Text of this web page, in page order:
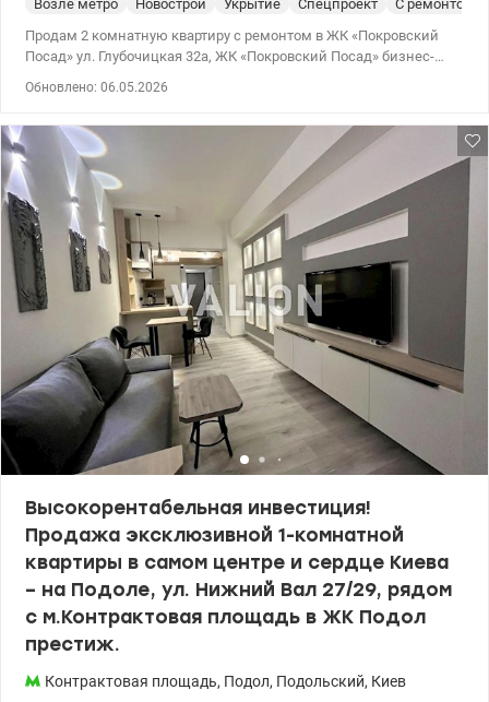
Возле метро Новострой Укрытие Спецпроект
С ремонтом
Продам 2 комнатную квартиру с ремонтом в ЖК «Покровский
Посад» ул. Глубочицкая 32а, ЖК «Покровский Посад» бизнес-
использованием исключительно экологичных и премиальных
материалов:. Встраиваемая кухня, бытовая техника Siemens . На
полу – массив дуба, ясеня и экзотического мербау. Двери,
плинтусы и декоративные арки изготовлены по
индивидуальному заказу из натурального дуба. ​ Сантехника от
топовых брендов Simas и Vebert. ЖК «Покровский Посад» — это
закрытый комплекс, вход по карточкам, профессиональная
охрана и видеонаблюдение, ​ подземный паркинг. ​ Детский сад
расположен в самом комплексе. Рядом - Подол, где
расположено много ресторанов и кафе. Шевченковский район
ул. Глубочицкая 32а, ЖК «Покровский Посад» Продам 2-
комнатную квартиру. 163000 у.е Светлана, тел. 096-126-02-44
valion.ua/1148599
Обновлено: 06.05.2026
Высокорентабельная инвестиция!
Продажа эксклюзивной 1-комнатной
квартиры в самом центре и сердце Киева
– на Подоле, ул. Нижний Вал 27/29, рядом
с м.Контрактовая площадь в ЖК Подол
престиж.
Контрактовая площадь, Подол, Подольский, Киев